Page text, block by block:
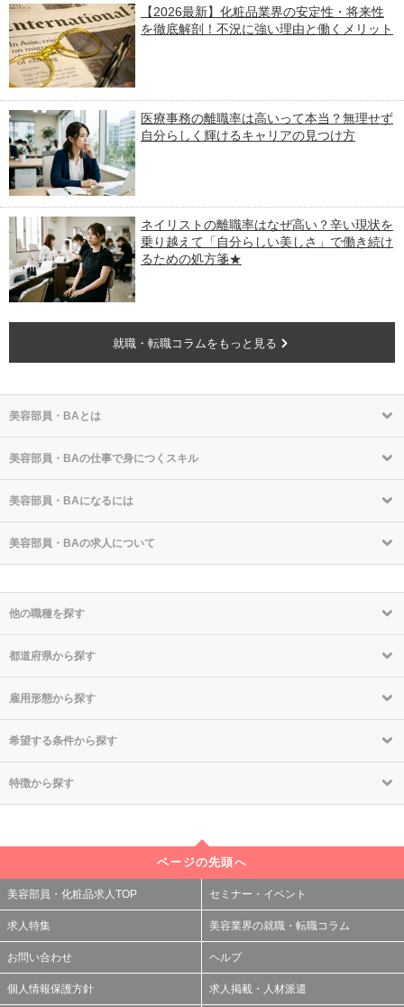
【2026最新】化粧品業界の安定性・将来性
を徹底解剖！不況に強い理由と働くメリット
医療事務の離職率は高いって本当？無理せず
自分らしく輝けるキャリアの見つけ方
ネイリストの離職率はなぜ高い？辛い現状を
乗り越えて「自分らしい美しさ」で働き続け
るための処方箋★
就職・転職コラムをもっと見る
美容部員・BAとは
美容部員・BAの仕事で身につくスキル
美容部員・BAになるには
美容部員・BAの求人について
他の職種を探す
都道府県から探す
雇用形態から探す
希望する条件から探す
特徴から探す
ページの先頭へ
美容部員・化粧品求人TOP セミナー・イベント
求人特集 美容業界の就職・転職コラム
お問い合わせ ヘルプ
個人情報保護方針 求人掲載・人材派遣